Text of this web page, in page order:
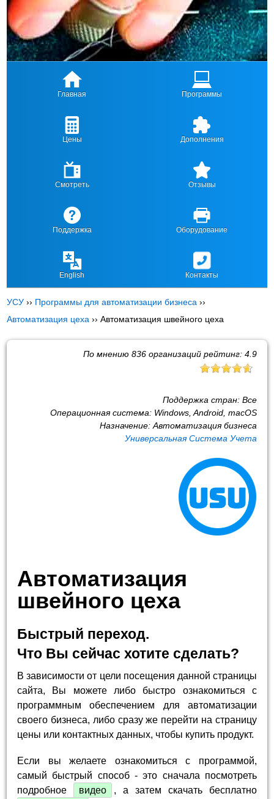
Главная Программы
Цены Дополнения
Смотреть Отзывы
Поддержка Оборудование
English Контакты
УСУ ›› Программы для автоматизации бизнеса ››
Автоматизация цеха ››Автоматизация швейного цеха
По мнению 836организаций рейтинг: 4.9
Поддержка стран: Все
Операционная система: Windows, Android, macOS
Назначение: Автоматизация бизнеса
Универсальная Система Учета
Автоматизация
швейного цеха
Быстрый переход.
Что Вы сейчас хотите сделать?
В зависимости от цели посещения данной страницы
сайта, Вы можете либо быстро ознакомиться с
программным обеспечением для автоматизации
своего бизнеса, либо сразу же перейти на страницу
цены или контактных данных, чтобы купить продукт.
Если вы желаете ознакомиться с программой,
самый быстрый способ - это сначала посмотреть
подробное
видео
, а затем скачать бесплатно